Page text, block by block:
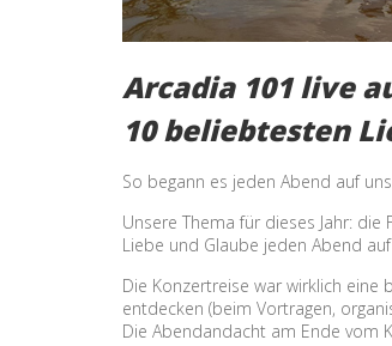
Arcadia 101 live
10 beliebtesten
So begann es jeden Abend auf
Unsere Thema für dieses Jahr:
Liebe und Glaube jeden Abend
Die Konzertreise war wirklich eine
entdecken (beim Vortragen,
Die Abendandacht am Ende vom